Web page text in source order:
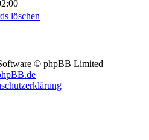
löschen
© phpBB Limited